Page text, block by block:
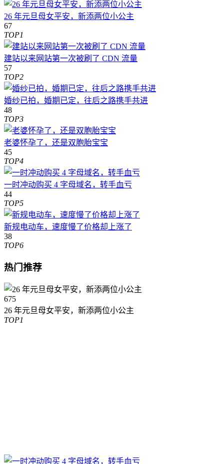
26 年元旦母女平安，新添两位小公主
67
TOP1
建站以来网站第一次被刷了 CDN 流量
57
TOP2
婚纱已拍，婚期已定，往后之路携手共进
48
TOP3
老婆怀孕了，还是双胞胎宝宝
45
TOP4
一时冲动购买 4 字母域名，转手血亏
44
TOP5
新规电动车，速度慢了价格却上涨了
38
TOP6
热门推荐
675
26 年元旦母女平安，新添两位小公主
TOP1